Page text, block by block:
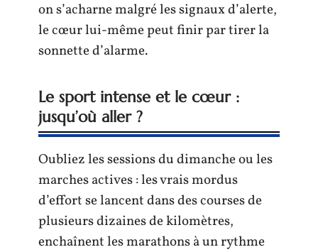
on s’acharne malgré les signaux d’alerte,
le cœur lui-même peut finir par tirer la
sonnette d’alarme.
Le sport intense et le cœur :
jusqu’où aller ?
Oubliez les sessions du dimanche ou les
marches actives : les vrais mordus
d’effort se lancent dans des courses de
plusieurs dizaines de kilomètres,
enchaînent les marathons à un rythme